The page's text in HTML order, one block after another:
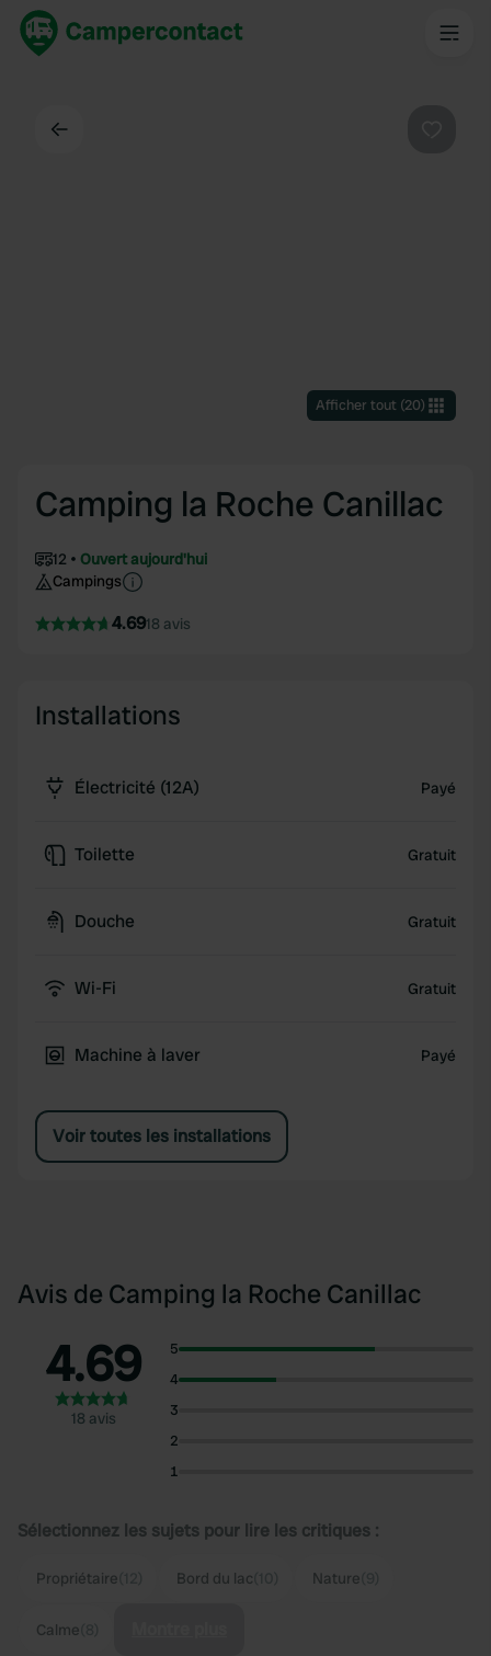
Afficher tout(20)
Camping la Roche Canillac
12
Ouvert aujourd'hui
Campings
4.6918 avis
Installations
Électricité (12A) Payé
Toilette Gratuit
Douche Gratuit
Wi-Fi Gratuit
Machine à laver Payé
Voir toutes les installations
Avis de Camping la Roche Canillac
4.69
18 avis
5
4
3
2
1
Sélectionnez les sujets pour lire les critiques :
Propriétaire Bord du lac Nature
Calme